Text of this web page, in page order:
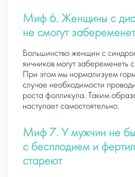
Миф 6. Женщины с
не смогут
Большинство женщин с
яичников могут забеременеть
При этом мы нормализуем
случае необходимости
роста фолликула. Таким
наступает самостоятельно.
Миф 7. У мужчин не
с бесплодием и
стареют